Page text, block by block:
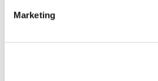
Marketing